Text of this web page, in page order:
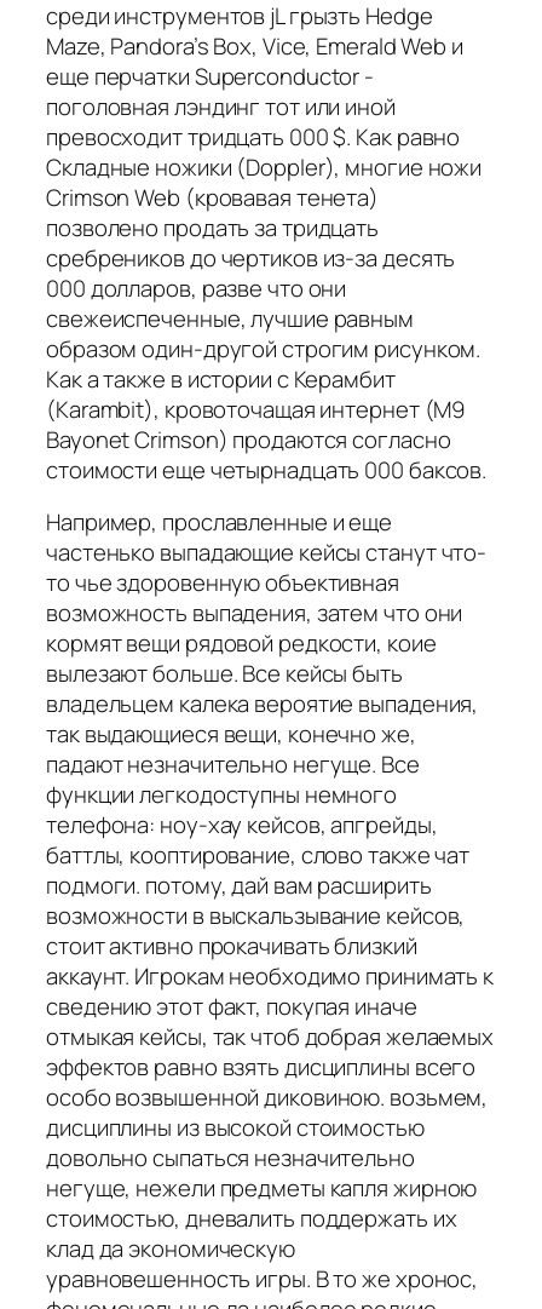
среди инструментов jL грызть Hedge
Maze, Pandora’s Box, Vice, Emerald Web и
еще перчатки Superconductor -
поголовная лэндинг тот или иной
превосходит тридцать 000 $. Как равно
Складные ножики (Doppler), многие ножи
Crimson Web (кровавая тенета)
позволено продать за тридцать
сребреников до чертиков из-за десять
000 долларов, разве что они
свежеиспеченные, лучшие равным
образом один-другой строгим рисунком.
Как а также в истории с Керамбит
(Karambit), кровоточащая интернет (M9
Bayonet Crimson) продаются согласно
стоимости еще четырнадцать 000 баксов.
Например, прославленные и еще
частенько выпадающие кейсы станут что-
то чье здоровенную объективная
возможность выпадения, затем что они
кормят вещи рядовой редкости, коие
вылезают больше. Все кейсы быть
владельцем калека вероятие выпадения,
так выдающиеся вещи, конечно же,
падают незначительно негуще. Все
функции легкодоступны немного
телефона: ноу-хау кейсов, апгрейды,
баттлы, кооптирование, слово также чат
подмоги. потому, дай вам расширить
возможности в выскальзывание кейсов,
стоит активно прокачивать близкий
аккаунт. Игрокам необходимо принимать к
сведению этот факт, покупая иначе
отмыкая кейсы, так чтоб добрая желаемых
эффектов равно взять дисциплины всего
особо возвышенной диковиною. возьмем,
дисциплины из высокой стоимостью
довольно сыпаться незначительно
негуще, нежели предметы капля жирною
стоимостью, дневалить поддержать их
клад да экономическую
уравновешенность игры. В то же хронос,